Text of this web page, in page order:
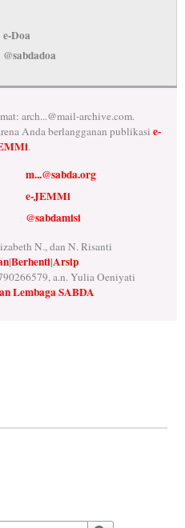
e-Doa
@sabdadoa
arch...@mail-archive.com.
Anda berlangganan publikasi e-
.
m...@sabda.org
e-JEMMi
@sabdamisi
N., dan N. Risanti
|Berhenti|Arsip
a.n. Yulia Oeniyati
Lembaga SABDA